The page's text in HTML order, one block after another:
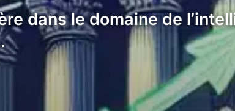
dans le domaine de